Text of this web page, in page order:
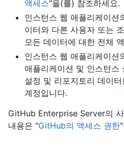
액세스"을(를) 참조하세요.
인스턴스 웹 애플리케이션
이터와 다른 사용자 또는
모든 데이터에 대한 전체
인스턴스 웹 애플리케이션
애플리케이션 및 인스턴스
설정 및 리포지토리 데이
계정입니다.
GitHub Enterprise Server의
내용은 "GitHub의 액세스 권한